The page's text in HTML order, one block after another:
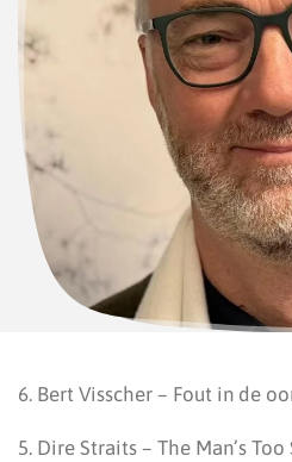
6. Bert Visscher – Fout in de
5. Dire Straits – The Man’s